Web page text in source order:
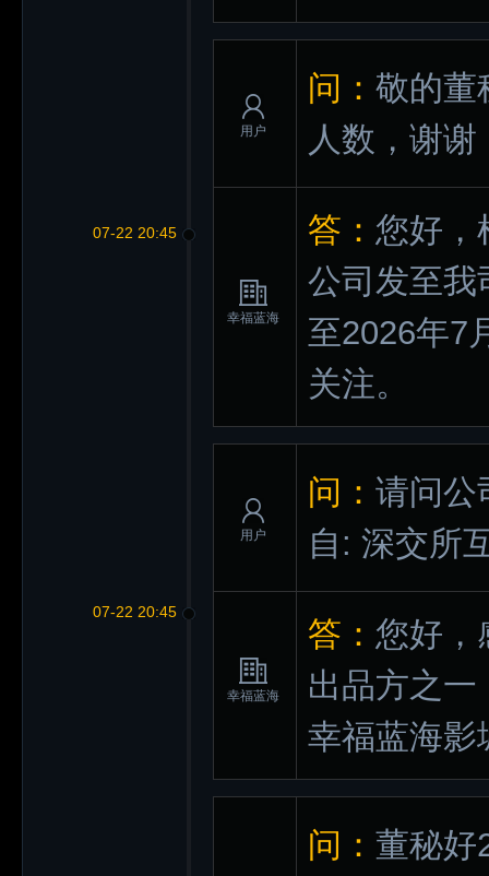
07-22 20:45
用户
问： 敬的董
人数，谢谢
幸福蓝海
答： 您好，
公司发至我
至2026年7
关注。
07-22 20:45
用户
问： 请问公
自: 深交所
幸福蓝海
答： 您好，
出品方之
幸福蓝海影
问： 董秘好